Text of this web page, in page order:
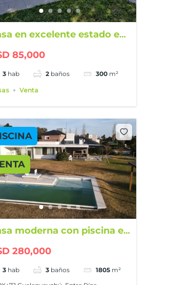
en excelente estado en
85,000
3 hab 2 baños 300 m²
Venta
moderna con piscina en
280,000
3 hab 3 baños 1805 m²